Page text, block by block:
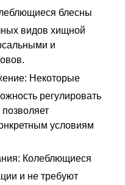
блесны
видов хищной
и
Некоторые
регулировать
условиям
Колеблющиеся
и не требуют